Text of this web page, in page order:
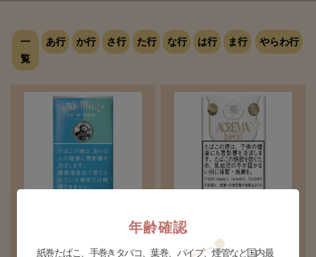
一
覧
あ行 か行 さ行 た行 な行 は行 ま行 やらわ行
NEW
¥700(税込)
年齢確認
紙巻たばこ、手巻きタバコ、葉巻、パイプ、煙管など国内最